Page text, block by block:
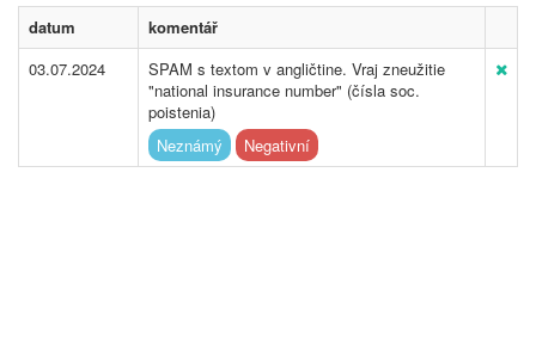
datum
komentář
03.07.2024
SPAM s textom v angličtine. Vraj zneužitie
"national insurance number" (čísla soc.
poistenia)
Neznámý
Negativní